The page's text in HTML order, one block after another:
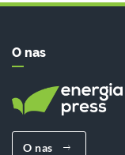
O nas
O nas